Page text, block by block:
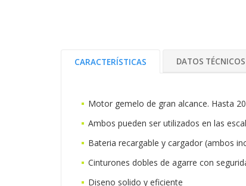
CARACTERÍSTICAS DATOS TÉCNICOS
Motor gemelo de gran alcance. Hasta
Ambos pueden ser utilizados en las
Bateria recargable y cargador (ambos
Cinturones dobles de agarre con
Diseno solido y eficiente